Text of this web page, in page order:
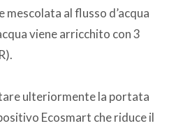
al flusso d’acqua
viene arricchito con 3
ulteriormente la portata
Ecosmart che riduce il